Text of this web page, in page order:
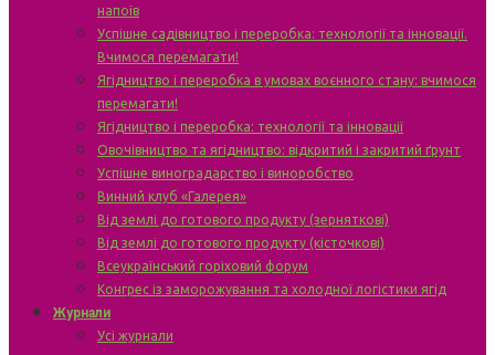
напоїв
Успішне садівництво і переробка: технології та інновації.
Вчимося перемагати!
Ягідництво і переробка в умовах воєнного стану: вчимося
перемагати!
Ягідництво і переробка: технології та інновації
Овочівництво та ягідництво: відкритий і закритий ґрунт
Успішне виноградарство і виноробство
Винний клуб «Галерея»
Від землі до готового продукту (зерняткові)
Від землі до готового продукту (кісточкові)
Всеукраїнський горіховий форум
Конгрес із заморожування та холодної логістики ягід
Журнали
Усі журнали